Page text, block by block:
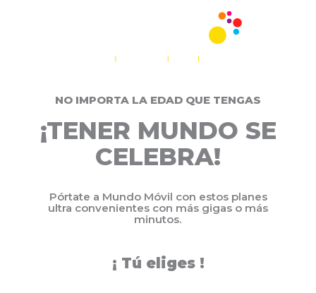
NO IMPORTA LA EDAD QUE TENGAS
¡TENER MUNDO SE
CELEBRA!
Pórtate a Mundo Móvil con estos planes
ultra convenientes con más gigas o más
minutos.
¡ Tú eliges !